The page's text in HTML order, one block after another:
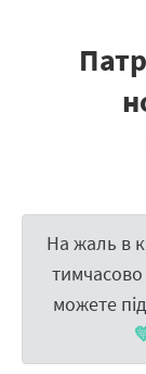
На жаль в
тимчасово
можете